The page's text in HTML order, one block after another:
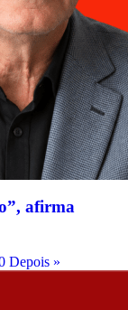
afirma
Depois »